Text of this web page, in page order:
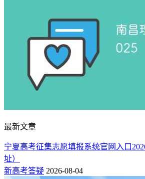
最新文章
宁夏高考征集志愿填报系统官网入口
址）
新高考答疑 2026-08-04